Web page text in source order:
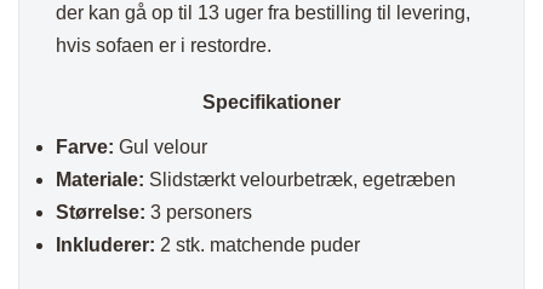
der kan gå op til 13 uger fra bestilling til levering,
hvis sofaen er i restordre.
Specifikationer
Farve: Gul velour
Materiale: Slidstærkt velourbetræk, egetræben
Størrelse: 3 personers
Inkluderer: 2 stk. matchende puder